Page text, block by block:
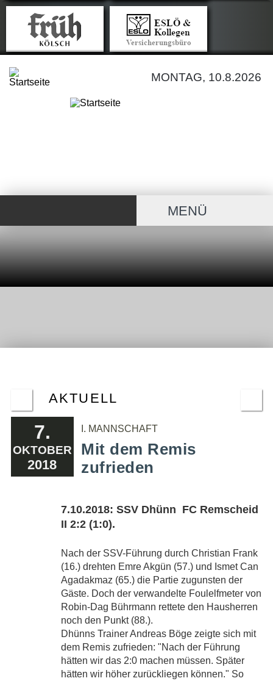
MONTAG, 10.8.2026
MENÜ
AKTUELL
7.
OKTOBER
2018
I. MANNSCHAFT
Mit dem Remis
zufrieden
7.10.2018: SSV Dhünn  FC Remscheid
II 2:2 (1:0).
Nach der SSV-Führung durch Christian Frank
(16.) drehten Emre Akgün (57.) und Ismet Can
Agadakmaz (65.) die Partie zugunsten der
Gäste. Doch der verwandelte Foulelfmeter von
Robin-Dag Bührmann rettete den Hausherren
noch den Punkt (88.).
Dhünns Trainer Andreas Böge zeigte sich mit
dem Remis zufrieden: "Nach der Führung
hätten wir das 2:0 machen müssen. Später
hätten wir höher zurückliegen können." So